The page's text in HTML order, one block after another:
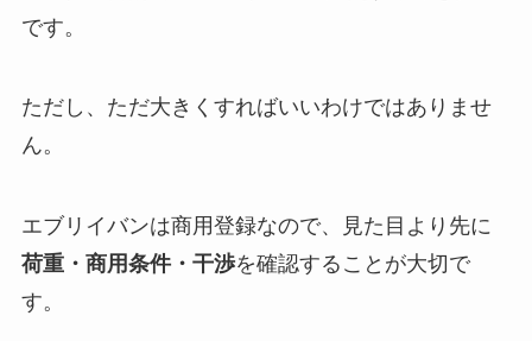
です。
ただし、ただ大きくすればいいわけではありませ
ん。
エブリイバンは商用登録なので、見た目より先に
荷重・商用条件・干渉を確認することが大切で
す。